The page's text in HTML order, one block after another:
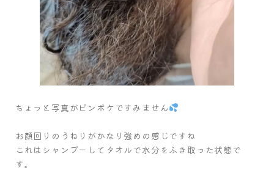
ちょっと写真がピンボケですみません
お顔回りのうねりがかなり強めの感じですね
これはシャンプーしてタオルで水分をふき取った状態で
す。